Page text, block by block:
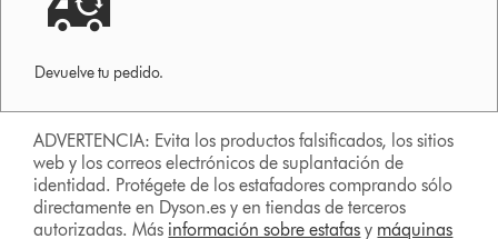
Devuelve tu pedido.
ADVERTENCIA: Evita los productos falsificados, los sitios
web y los correos electrónicos de suplantación de
identidad. Protégete de los estafadores comprando sólo
directamente en Dyson.es y en tiendas de terceros
autorizadas. Más información sobre estafas y máquinas